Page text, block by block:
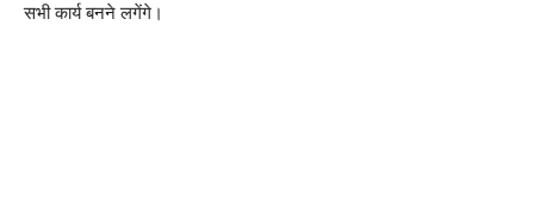
सभी कार्य बनने लगेंगे।